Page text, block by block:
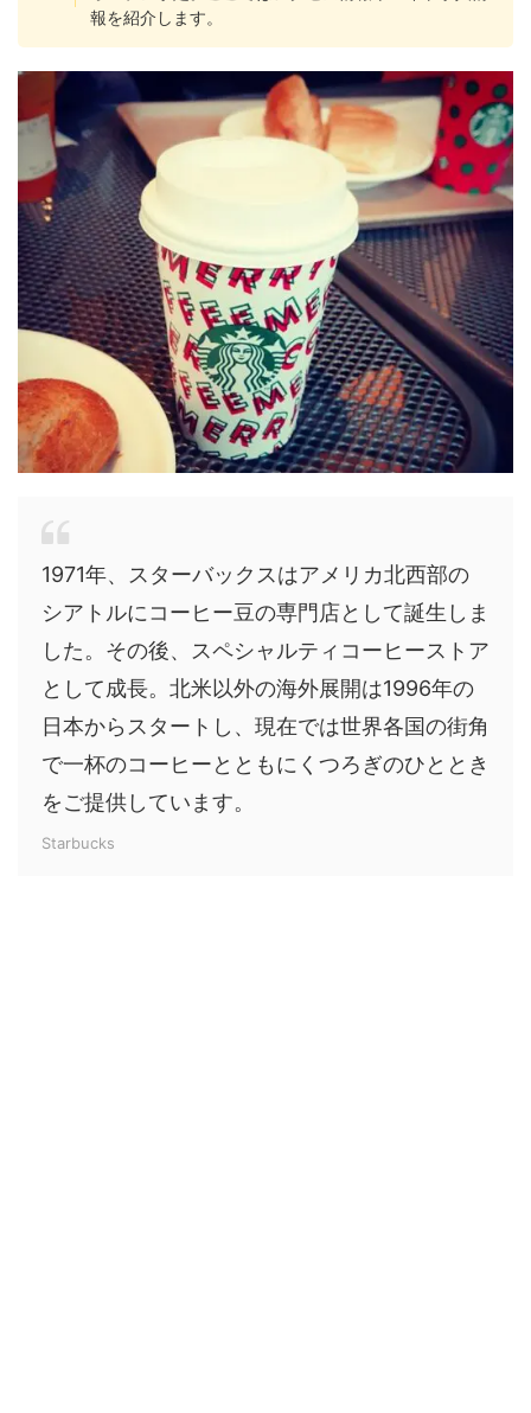
報を紹介します。
1971年、スターバックスはアメリカ北西部の
シアトルにコーヒー豆の専門店として誕生しま
した。その後、スペシャルティコーヒーストア
として成長。北米以外の海外展開は1996年の
日本からスタートし、現在では世界各国の街角
で一杯のコーヒーとともにくつろぎのひととき
をご提供しています。
Starbucks